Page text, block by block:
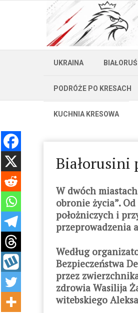
UKRAINA BIAŁORUŚ
PODRÓŻE PO KRESACH
KUCHNIA KRESOWA
Białorusini
W dwóch
obronie życia”.
położniczych i
przeprowadzenia
Według
Bezpieczeństwa
przez
zdrowia Wasilija
witebskiego